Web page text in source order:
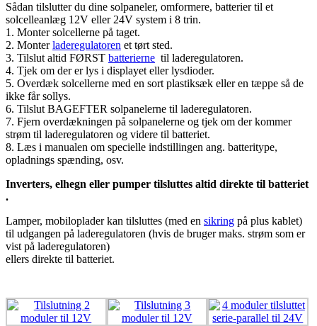
Sådan tilslutter du dine solpaneler, omformere, batterier til et
solcelleanlæg 12V eller 24V system i 8 trin.
1. Monter solcellerne på taget.
2. Monterladeregulatoren et tørt sted.
3. Tilslut altid FØRST batterierne til laderegulatoren.
4. Tjek om der er lys i displayet eller lysdioder.
5. Overdæk solcellerne med en sort plastiksæk eller en tæppe så de
ikke får sollys.
6. Tilslut BAGEFTER solpanelerne til laderegulatoren.
7. Fjern overdækningen på solpanelerne og tjek om der kommer
strøm til laderegulatoren og videre til batteriet.
8. Læs i manualen om specielle indstillingen ang. batteritype,
opladnings spænding, osv.
Inverters, elhegn eller pumper tilsluttes altid direkte til batteriet
.
Lamper, mobiloplader kan tilsluttes (med en sikring på plus kablet)
til udgangen på laderegulatoren (hvis de bruger maks. strøm som er
vist på laderegulatoren)
ellers direkte til batteriet.